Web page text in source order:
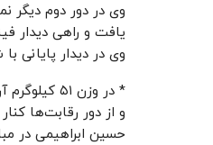
وی در دور دوم دیگر
یافت و راهی دیدار
وی در دیدار
* در وزن ۵۱ کیلوگرم آرمین قولی گله در دور نخست مقابل کشتی گیر آذربایجانی که قهرمان جهان بود، مغلوب شد.
و از دور رقابت‌ها
حسین ابراهیمی در